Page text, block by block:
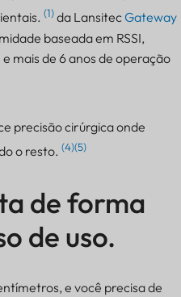
(1)da LansitecGateway
baseada em RSSI,
mais de 6 anos de operação
precisão cirúrgica onde
o resto. (4)(5)
de forma
de uso.
e você precisa de